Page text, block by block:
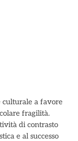
culturale a favore
fragilità.
di contrasto
e al successo